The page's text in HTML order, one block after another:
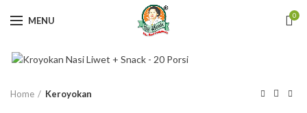
MENU 0
Home Keroyokan